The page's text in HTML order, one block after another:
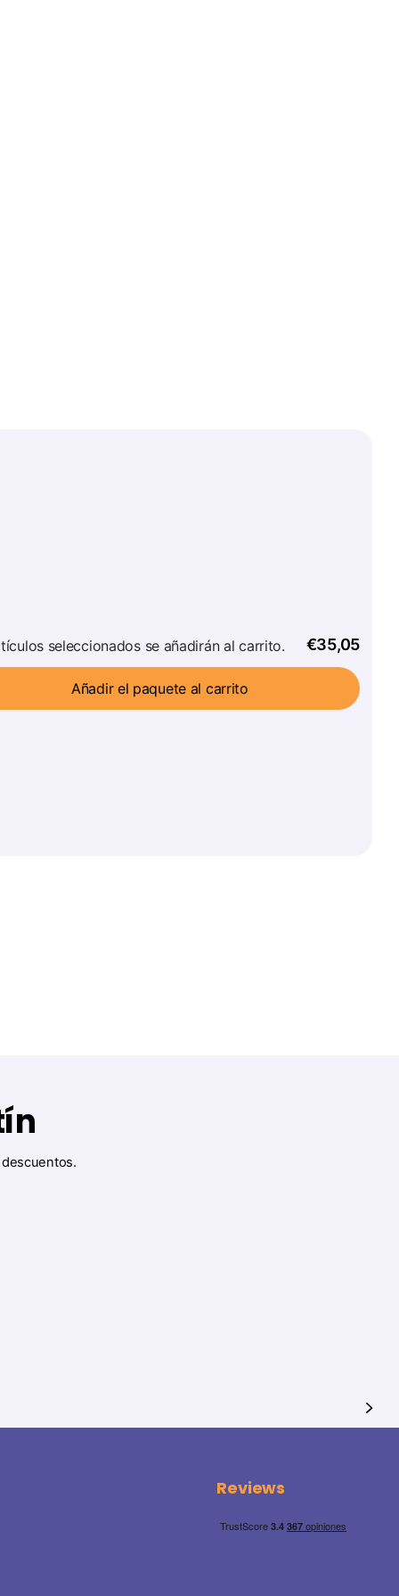
seleccionados se añadirán al carrito. €35,05
Añadir el paquete al carrito
Reviews